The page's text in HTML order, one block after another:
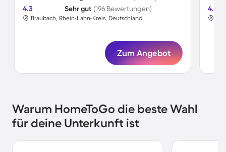
4.3 Sehr gut (196 Bewertungen)
Braubach, Rhein-Lahn-Kreis, Deutschland
Zum Angebot
4.8
Warum HomeToGo die beste Wahl
für deine Unterkunft ist